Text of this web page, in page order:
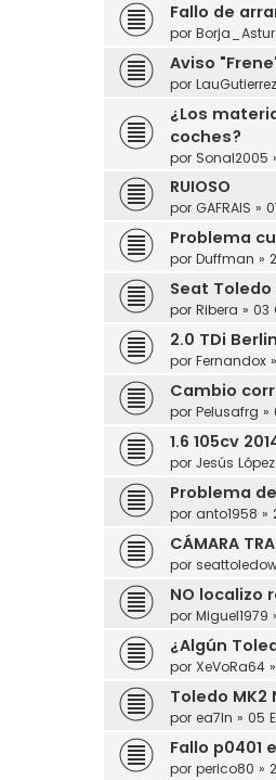
Fallo de
por Borja_Astur
Aviso
por
¿Los
coches?
por Sonal2005
RUIOSO
por GAFRAIS »
Problema
por Duffman »
Seat
por Ribera » 03
2.0 TDi
por Fernandox »
Cambio
por Pelusafrg »
1.6 105cv
por Jesús López
Problema
por anto1958 »
CÁMARA
por
NO localizo
por Miguel1979
¿Algún
por XeVoRa64 »
Toledo
por ea7ln » 05
Fallo p0401
por perico80 »